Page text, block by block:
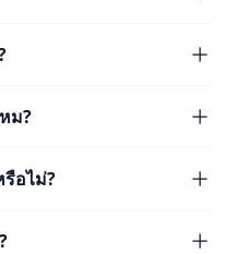
ม?
อไม่?